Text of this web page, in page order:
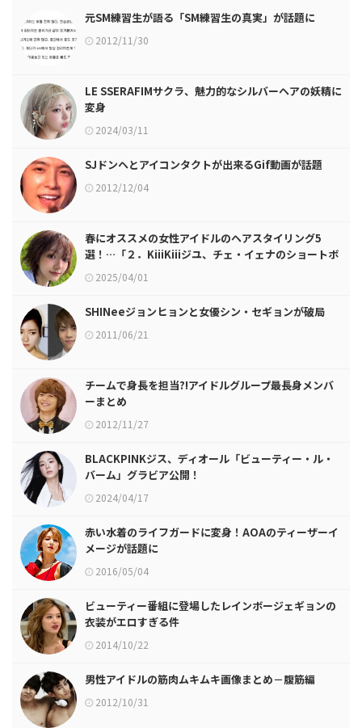
元SM練習生が語る「SM練習生の真実」が話題に
2012/11/30
LE SSERAFIMサクラ、魅力的なシルバーヘアの妖精に
変身
2024/03/11
SJドンヘとアイコンタクトが出来るGif動画が話題
2012/12/04
春にオススメの女性アイドルのヘアスタイリング5
選！…「２．KiiiKiiiジユ、チェ・イェナのショートボ
ブハッシュカット」
2025/04/01
SHINeeジョンヒョンと女優シン・セギョンが破局
2011/06/21
チームで身長を担当?!アイドルグループ最長身メンバ
ーまとめ
2012/11/27
BLACKPINKジス、ディオール「ビューティー・ル・
バーム」グラビア公開！
2024/04/17
赤い水着のライフガードに変身！AOAのティーザーイ
メージが話題に
2016/05/04
ビューティー番組に登場したレインボージェギョンの
衣装がエロすぎる件
2014/10/22
男性アイドルの筋肉ムキムキ画像まとめ－腹筋編
2012/10/31